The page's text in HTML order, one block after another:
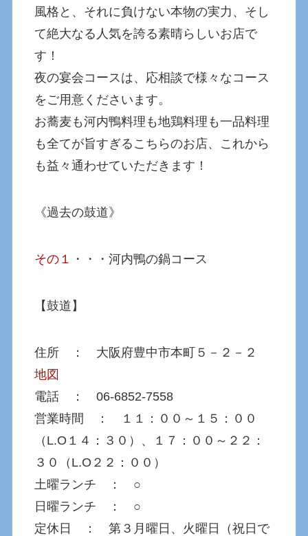
風格と、それに負けない本物の実力、そし
て絶大なる人気を誇る素晴らしいお店で
す！
夜の宴会コースは、応相談で様々なコース
をご用意くださいます。
お蕎麦も河内鴨料理も地鶏料理も一品料理
も全てが旨すぎるこちらのお店、これから
も益々通わせていただきます！
《過去の鼓道》
その１ ・・・河内鴨の鍋コース
【鼓道】
住所 ： 大阪府豊中市本町５－２－２
地図
電話 ： 06-6852-7558
営業時間 ： １１：００～１５：００
（L.O１４：３０）、１７：００～２２：
３０（L.O２２：００）
土曜ランチ ： ○
日曜ランチ ： ○
定休日 ： 第３月曜日、火曜日（祝日で